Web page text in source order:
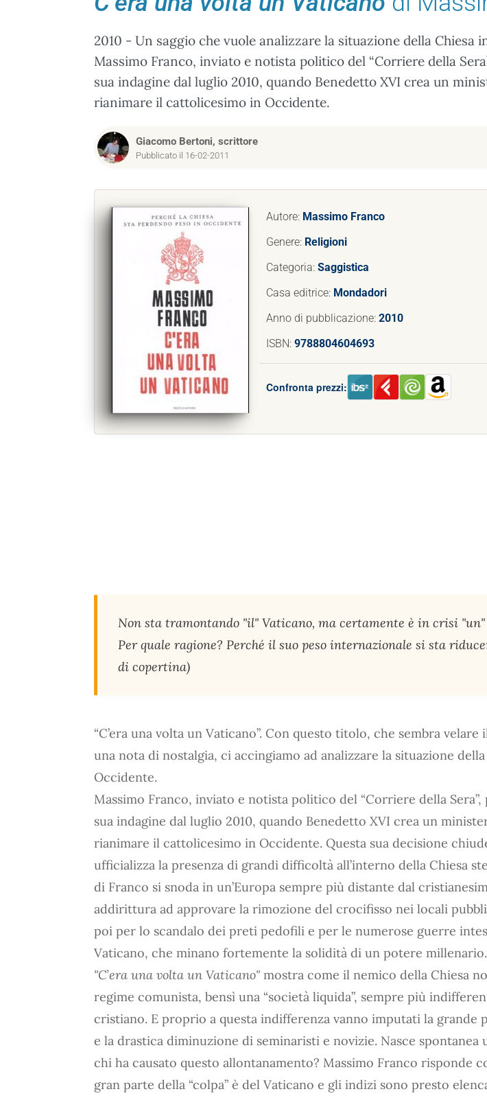
2010 - Un saggio che vuole analizzare la situazione della Chiesa
Massimo Franco, inviato e notista politico del “Corriere della
sua indagine dal luglio 2010, quando Benedetto XVI crea un
rianimare il cattolicesimo in Occidente.
Giacomo Bertoni, scrittore
Pubblicato il 16-02-2011
Autore: Massimo Franco
Genere: Religioni
Categoria: Saggistica
Casa editrice: Mondadori
Anno di pubblicazione: 2010
ISBN: 9788804604693
Confronta prezzi:
Non sta tramontando "il" Vaticano, ma certamente è in crisi "un"
Per quale ragione? Perché il suo peso internazionale si sta
di copertina)
“C’era una volta un Vaticano”. Con questo titolo, che sembra velare
una nota di nostalgia, ci accingiamo ad analizzare la situazione
Occidente.
Massimo Franco, inviato e notista politico del “Corriere della
sua indagine dal luglio 2010, quando Benedetto XVI crea un
rianimare il cattolicesimo in Occidente. Questa sua decisione
ufficializza la presenza di grandi difficoltà all’interno della Chiesa
di Franco si snoda in un’Europa sempre più distante dal
addirittura ad approvare la rimozione del crocifisso nei locali
poi per lo scandalo dei preti pedofili e per le numerose guerre
Vaticano, che minano fortemente la solidità di un potere millenario.
"C’era una volta un Vaticano" mostra come il nemico della Chiesa
regime comunista, bensì una “società liquida”, sempre più
cristiano. E proprio a questa indifferenza vanno imputati la grande
e la drastica diminuzione di seminaristi e novizie. Nasce spontanea
chi ha causato questo allontanamento? Massimo Franco risponde
gran parte della “colpa” è del Vaticano e gli indizi sono presto